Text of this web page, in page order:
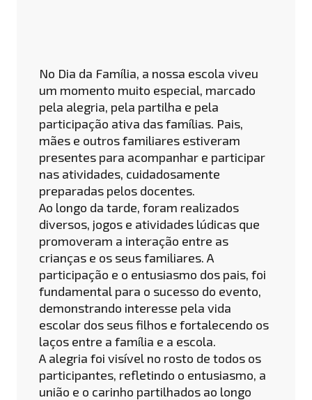
No Dia da Família, a nossa escola viveu
um momento muito especial, marcado
pela alegria, pela partilha e pela
participação ativa das famílias. Pais,
mães e outros familiares estiveram
presentes para acompanhar e participar
nas atividades, cuidadosamente
preparadas pelos docentes.
Ao longo da tarde, foram realizados
diversos, jogos e atividades lúdicas que
promoveram a interação entre as
crianças e os seus familiares. A
participação e o entusiasmo dos pais, foi
fundamental para o sucesso do evento,
demonstrando interesse pela vida
escolar dos seus filhos e fortalecendo os
laços entre a família e a escola.
A alegria foi visível no rosto de todos os
participantes, refletindo o entusiasmo, a
união e o carinho partilhados ao longo